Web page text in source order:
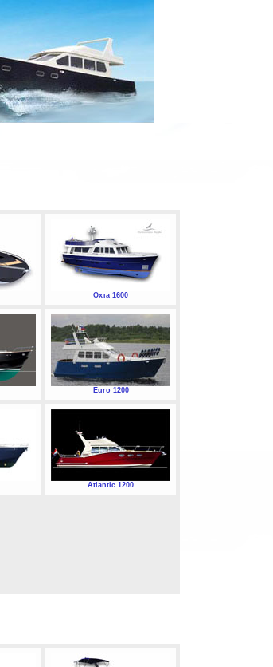
Охта 1600
Euro 1200
Atlantic 1200